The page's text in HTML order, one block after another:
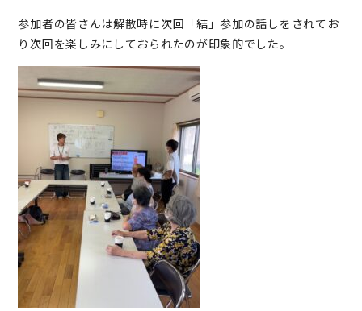
参加者の皆さんは解散時に次回「結」参加の話しをされてお
り次回を楽しみにしておられたのが印象的でした。